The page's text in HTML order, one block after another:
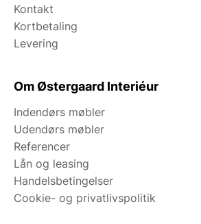
Kontakt
Kortbetaling
Levering
Om Østergaard Interiéur
Indendørs møbler
Udendørs møbler
Referencer
Lån og leasing
Handelsbetingelser
Cookie- og privatlivspolitik